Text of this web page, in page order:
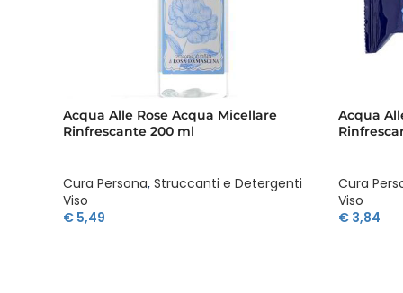
Acqua Alle Rose Acqua Micellare
Rinfrescante 200 ml
Cura Persona, Struccanti e Detergenti
Viso
€ 5,49
Acqua
Cura
Viso
€3,84